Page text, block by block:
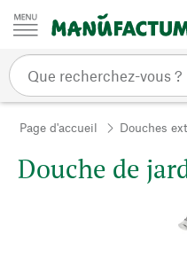
Passer au contenu
Page d'accueil Douches
Douche de